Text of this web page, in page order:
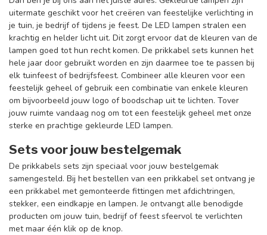
uitermate geschikt voor het creëren van feestelijke verlichting in
je tuin, je bedrijf of tijdens je feest. De LED lampen stralen een
krachtig en helder licht uit. Dit zorgt ervoor dat de kleuren van de
lampen goed tot hun recht komen. De prikkabel sets kunnen het
hele jaar door gebruikt worden en zijn daarmee toe te passen bij
elk tuinfeest of bedrijfsfeest. Combineer alle kleuren voor een
feestelijk geheel of gebruik een combinatie van enkele kleuren
om bijvoorbeeld jouw logo of boodschap uit te lichten. Tover
jouw ruimte vandaag nog om tot een feestelijk geheel met onze
sterke en prachtige gekleurde LED lampen.
Sets voor jouw bestelgemak
De prikkabels sets zijn speciaal voor jouw bestelgemak
samengesteld. Bij het bestellen van een prikkabel set ontvang je
een prikkabel met gemonteerde fittingen met afdichtringen,
stekker, een eindkapje en lampen. Je ontvangt alle benodigde
producten om jouw tuin, bedrijf of feest sfeervol te verlichten
met maar één klik op de knop.